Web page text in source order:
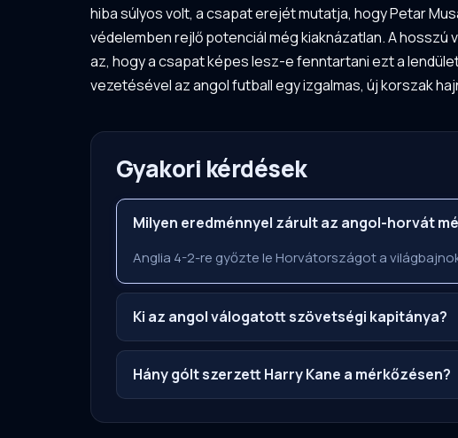
hiba súlyos volt, a csapat erejét mutatja, hogy Petar
védelemben rejlő potenciál még kiaknázatlan. A
az, hogy a csapat képes lesz-e fenntartani ezt a
vezetésével az angol futball egy izgalmas, új korszak
Gyakori kérdések
Milyen eredménnyel zárult az angol-horvát
Anglia 4-2-re győzte le Horvátországot a
Ki az angol válogatott szövetségi kapitánya?
Hány gólt szerzett Harry Kane a mérkőzésen?